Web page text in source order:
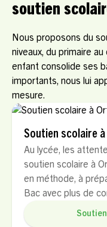
soutien
Nous proposons du
niveaux, du primaire
enfant consolide ses
importants, nous lui
mesure.
Soutien scolaire
Au lycée, les
soutien scolaire à
en méthode, à
Bac avec plus de